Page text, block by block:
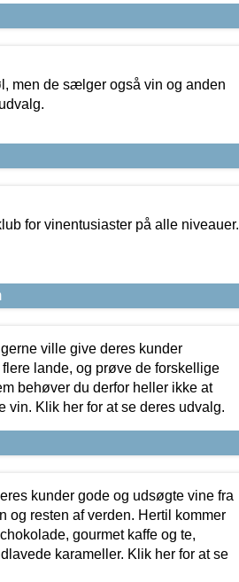
men de sælger også vin og anden
for vinentusiaster på alle niveauer.
ville give deres kunder
lande, og prøve de forskellige
behøver du derfor heller ikke at
vin. Klik her for at se deres udvalg.
kunder gode og udsøgte vine fra
og resten af verden. Hertil kommer
gourmet kaffe og te,
karameller. Klik her for at se